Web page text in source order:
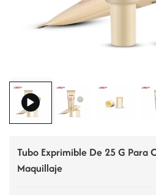
Tubo Exprimible De 25 G Para
Maquillaje